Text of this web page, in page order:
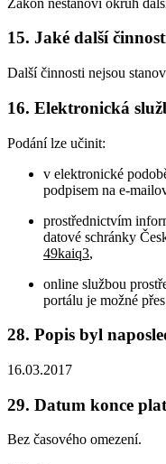
15. Jaké další
Další činnosti nejsou
16. Elektronická
Podání lze učinit:
v elektronické
podpisem na e-
prostřednictvím
datové schránky
49kaiq3,
online službou
portálu je možné
28. Popis byl
16.03.2017
29. Datum konce
Bez časového omezení.